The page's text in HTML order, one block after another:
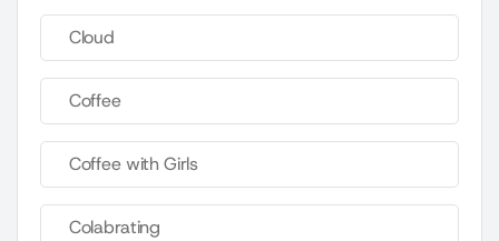
Cloud
Coffee
Coffee with Girls
Colabrating